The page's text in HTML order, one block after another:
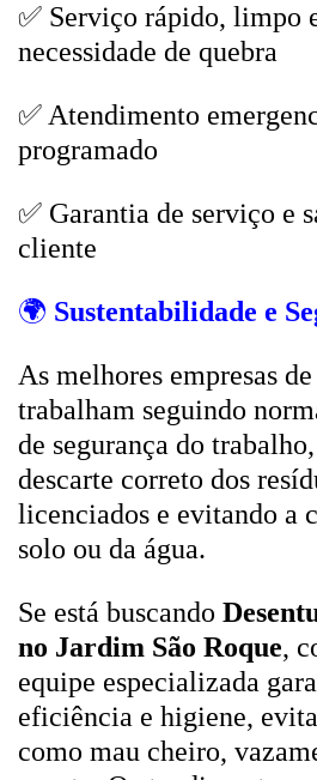
✅ Serviço rápido, limpo
necessidade de quebra
✅ Atendimento
programado
✅ Garantia de serviço e
cliente
🌍 Sustentabilidade e
As melhores empresas de
trabalham seguindo
de segurança do
descarte correto dos
licenciados e evitando a
solo ou da água.
Se está buscando
no Jardim São Roque,
equipe especializada
eficiência e higiene,
como mau cheiro,